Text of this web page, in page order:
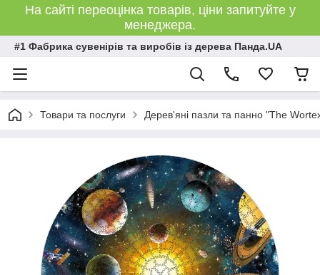
На сайті переоцінка товарів, ціни запитуйте у
менеджера.
#1 Фабрика сувенірів та виробів із дерева Панда.UA
Товари та послуги Дерев'яні пазли та панно "The